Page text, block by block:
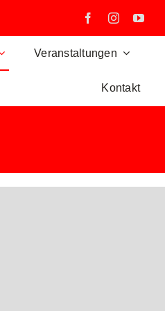
Veranstaltungen
Kontakt